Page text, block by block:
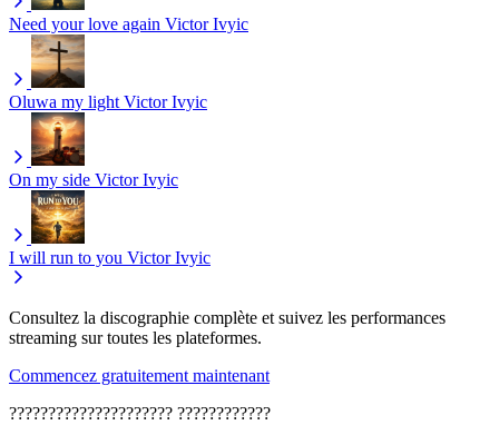
Need your love again Victor Ivyic
Oluwa my light Victor Ivyic
On my side Victor Ivyic
I will run to you Victor Ivyic
Consultez la discographie complète et suivez les performances
streaming sur toutes les plateformes.
Commencez gratuitement maintenant
????????????????????? ????????????